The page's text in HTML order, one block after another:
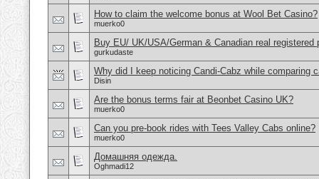
How to claim the welcome bonus at Wool Bet Casino?
muerko0
Buy EU/ UK/USA/German & Canadian real
gurkudaste
Why did I keep noticing Candi-Cabz while comparing
Disin
Are the bonus terms fair at Beonbet Casino UK?
muerko0
Can you pre-book rides with Tees Valley Cabs online?
muerko0
Домашняя одежда.
Oghmadi12